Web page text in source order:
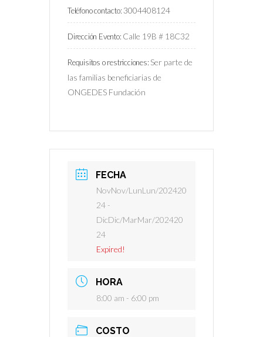
Teléfono contacto:3004408124
Dirección Evento: Calle 19B # 18C32
Requisitos o restricciones: Ser parte de
las familias beneficiarias de
ONGEDES Fundación
FECHA
NovNov/LunLun/202420
24 -
DicDic/MarMar/202420
24
Expired!
HORA
8:00 am - 6:00 pm
COSTO